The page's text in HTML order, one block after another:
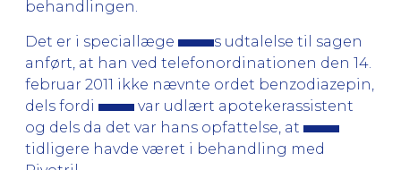
behandlingen.
Det er i speciallæge
s udtalelse til sagen
anført, at han ved telefonordinationen den 14.
februar 2011 ikke nævnte ordet benzodiazepin,
dels fordi
var udlært apotekerassistent
og dels da det var hans opfattelse, at
tidligere havde været i behandling med